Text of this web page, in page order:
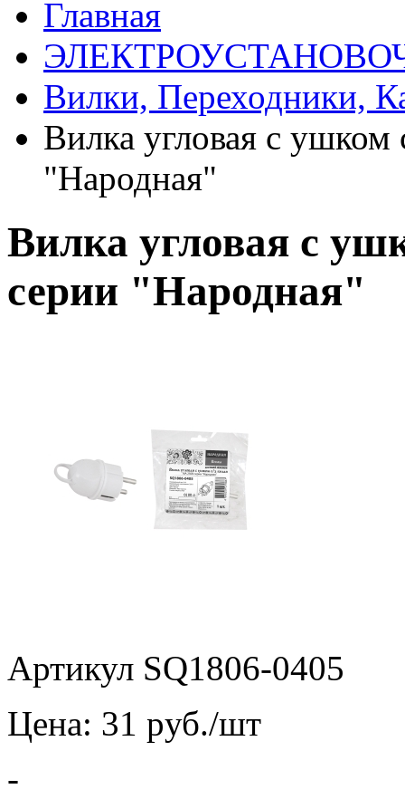
Главная
Вилки, Переходники,
Вилка угловая с
"Народная"
Вилка угловая с
серии "Народная"
Артикул SQ1806-0405
Цена: 31 pуб./шт
-